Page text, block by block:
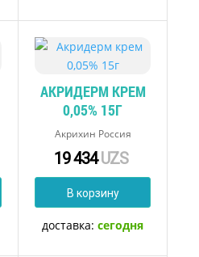
АКРИДЕРМ КРЕМ
0,05% 15Г
Акрихин Россия
19 434UZS
В корзину
доставка:сегодня